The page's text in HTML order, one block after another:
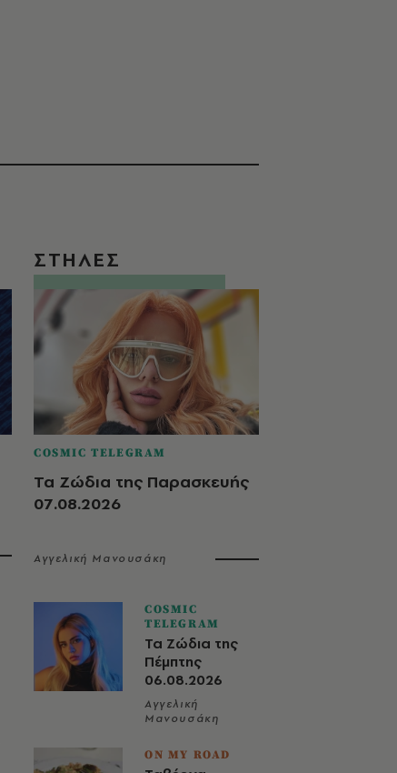
ΣΤΗΛΕΣ
COSMIC TELEGRAM
Τα Ζώδια της Παρασκευής
07.08.2026
Αγγελική Μανουσάκη
COSMIC
TELEGRAM
Τα Ζώδια της
Πέμπτης
06.08.2026
Αγγελική
Μανουσάκη
ON MY ROAD